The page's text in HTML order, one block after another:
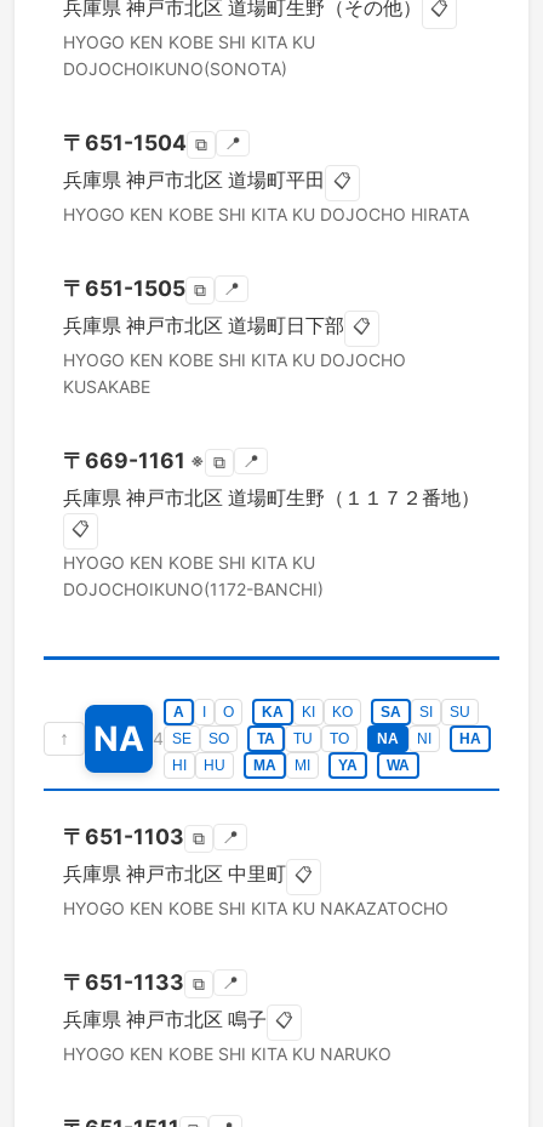
兵庫県 神戸市北区 道場町生野（その他） 📋
HYOGO KEN KOBE SHI KITA KU
DOJOCHOIKUNO(SONOTA)
〒651-1504 ⧉ 📍
兵庫県 神戸市北区 道場町平田 📋
HYOGO KEN KOBE SHI KITA KU DOJOCHO HIRATA
〒651-1505 ⧉ 📍
兵庫県 神戸市北区 道場町日下部 📋
HYOGO KEN KOBE SHI KITA KU DOJOCHO
KUSAKABE
〒669-1161 ※ ⧉ 📍
兵庫県 神戸市北区 道場町生野（１１７２番地）
📋
HYOGO KEN KOBE SHI KITA KU
DOJOCHOIKUNO(1172-BANCHI)
↑ NA 4
A O KA KI KO SA SI
SU
SE
SO TA TU TO NA NI
HA
HI
HU MA MI YA WA
〒651-1103 ⧉ 📍
兵庫県 神戸市北区 中里町 📋
HYOGO KEN KOBE SHI KITA KU NAKAZATOCHO
〒651-1133 ⧉ 📍
兵庫県 神戸市北区 鳴子 📋
HYOGO KEN KOBE SHI KITA KU NARUKO